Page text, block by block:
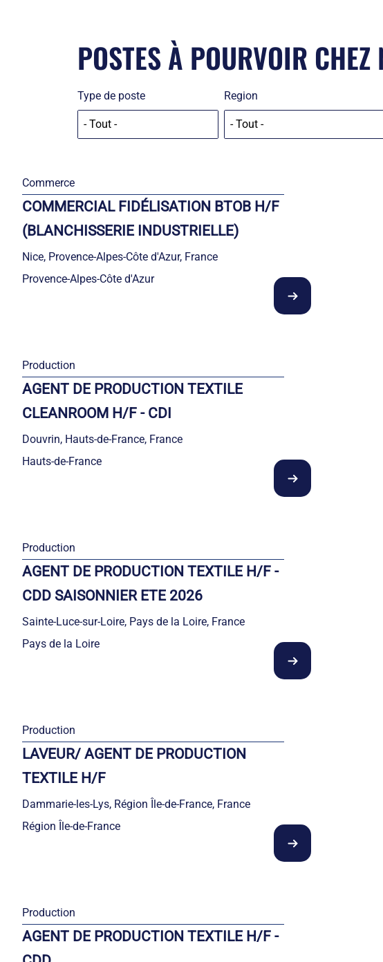
POSTES À POURVOIR CHEZ
Type de poste Region
Commerce
COMMERCIAL FIDÉLISATION BTOB H/F
(BLANCHISSERIE INDUSTRIELLE)
Nice, Provence-Alpes-Côte d'Azur, France
Provence-Alpes-Côte d'Azur
Production
AGENT DE PRODUCTION TEXTILE
CLEANROOM H/F - CDI
Douvrin, Hauts-de-France, France
Hauts-de-France
Production
AGENT DE PRODUCTION TEXTILE H/F -
CDD SAISONNIER ETE 2026
Sainte-Luce-sur-Loire, Pays de la Loire, France
Pays de la Loire
Production
LAVEUR/ AGENT DE PRODUCTION
TEXTILE H/F
Dammarie-les-Lys, Région Île-de-France, France
Région Île-de-France
Production
AGENT DE PRODUCTION TEXTILE H/F -